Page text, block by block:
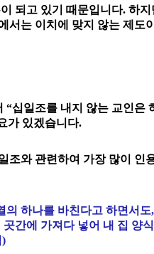
되고 있기 때문입니다. 하
서는 이치에 맞지 않는 제도
십일조를 내지 않는 교인은
가 있겠습니다.
와 관련하여 가장 많이 인
하나를 바친다고 하면서
간에 가져다 넣어 내 집 양
)